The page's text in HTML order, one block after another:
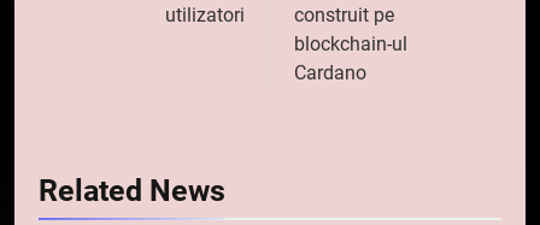
utilizatori
construit pe
blockchain-ul
Cardano
Related News